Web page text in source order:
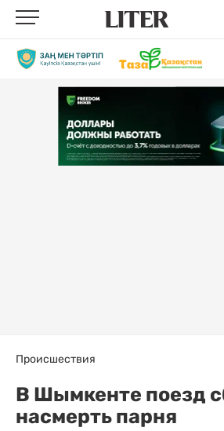
Происшествия
В Шымкенте поезд
насмерть парня